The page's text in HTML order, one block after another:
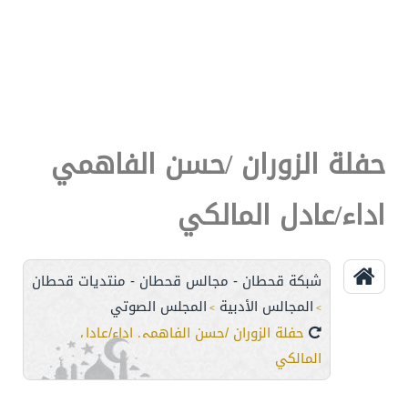
حفلة الزوران /حسن الفاهمي
اداء/عادل المالكي
شبكة قحطان - مجالس قحطان - منتديات قحطان
> المجالس الأدبية > المجلس الصوتي
حفلة الزوران /حسن الفاهمي اداء/عادل
المالكي